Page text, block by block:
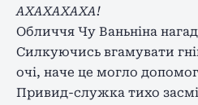
АХАХАХАХА!
Обличчя Чу Ваньніна
Силкуючись вгамувати
очі, наче це могло
Привид-служка тихо